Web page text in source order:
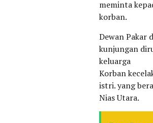
meminta
korban.
Dewan Pakar
kunjungan
keluarga
Korban
istri. yang
Nias Utara.